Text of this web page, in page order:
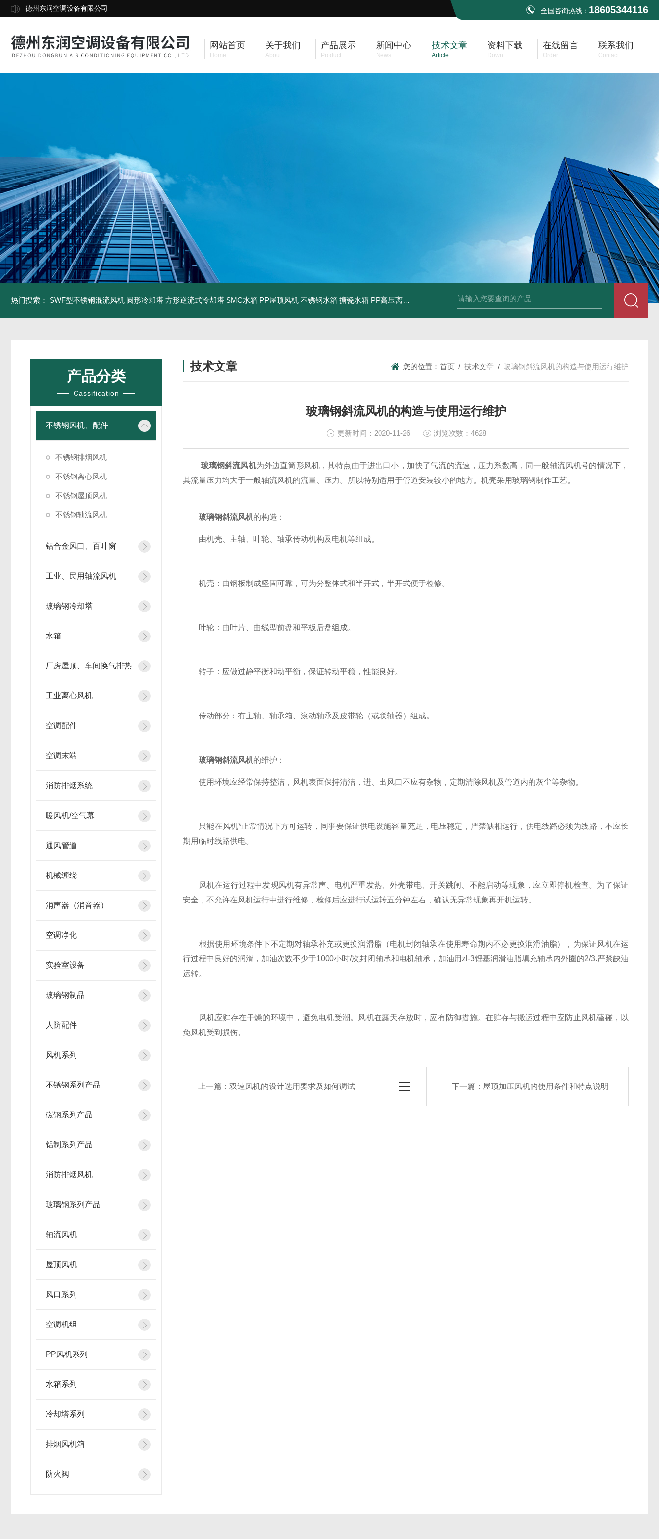
德州东润空调设备有限公司 全国咨询热线： 18605344116
网站首页
Home
关于我们
About
产品展示
Product
新闻中心
News
技术文章
Article
资料下载
Down
在线留言
Order
联系我们
Contact
热门搜索： SWF型不锈钢混流风机 圆形冷却塔 方形逆流式冷却塔 SMC水箱 PP屋顶风机 不锈钢水箱 搪瓷水箱 PP高压离心风机 PP风帽 组合式空调机组 单层百叶
产品分类
Cassification
不锈钢风机、配件
不锈钢排烟风机
不锈钢离心风机
不锈钢屋顶风机
不锈钢轴流风机
铝合金风口、百叶窗
工业、民用轴流风机
玻璃钢冷却塔
水箱
厂房屋顶、车间换气排热
工业离心风机
空调配件
空调末端
消防排烟系统
暖风机/空气幕
通风管道
机械缠绕
消声器（消音器）
空调净化
实验室设备
玻璃钢制品
人防配件
风机系列
不锈钢系列产品
碳钢系列产品
铝制系列产品
消防排烟风机
玻璃钢系列产品
轴流风机
屋顶风机
风口系列
空调机组
PP风机系列
水箱系列
冷却塔系列
排烟风机箱
防火阀
技术文章 您的位置： 首页 / 技术文章 / 玻璃钢斜流风机的构造与使用运行维护
玻璃钢斜流风机的构造与使用运行维护
更新时间：2020-11-26 浏览次数：4628
玻璃钢斜流风机为外边直筒形风机，其特点由于进出口小，加快了气流的流速，压力系数高，同一般轴流风机号的情况下，
其流量压力均大于一般轴流风机的流量、压力。所以特别适用于管道安装较小的地方。机壳采用玻璃钢制作工艺。
玻璃钢斜流风机的构造：
由机壳、主轴、叶轮、轴承传动机构及电机等组成。
机壳：由钢板制成坚固可靠，可为分整体式和半开式，半开式便于检修。
叶轮：由叶片、曲线型前盘和平板后盘组成。
转子：应做过静平衡和动平衡，保证转动平稳，性能良好。
传动部分：有主轴、轴承箱、滚动轴承及皮带轮（或联轴器）组成。
玻璃钢斜流风机的维护：
使用环境应经常保持整洁，风机表面保持清洁，进、出风口不应有杂物，定期清除风机及管道内的灰尘等杂物。
只能在风机*正常情况下方可运转，同事要保证供电设施容量充足，电压稳定，严禁缺相运行，供电线路必须为线路，不应长
期用临时线路供电。
风机在运行过程中发现风机有异常声、电机严重发热、外壳带电、开关跳闸、不能启动等现象，应立即停机检查。为了保证
安全，不允许在风机运行中进行维修，检修后应进行试运转五分钟左右，确认无异常现象再开机运转。
根据使用环境条件下不定期对轴承补充或更换润滑脂（电机封闭轴承在使用寿命期内不必更换润滑油脂），为保证风机在运
行过程中良好的润滑，加油次数不少于1000小时/次封闭轴承和电机轴承，加油用zl-3锂基润滑油脂填充轴承内外圈的2/3.严禁缺油
运转。
风机应贮存在干燥的环境中，避免电机受潮。风机在露天存放时，应有防御措施。在贮存与搬运过程中应防止风机磕碰，以
免风机受到损伤。
上一篇：双速风机的设计选用要求及如何调试 下一篇： 屋顶加压风机的使用条件和特点说明